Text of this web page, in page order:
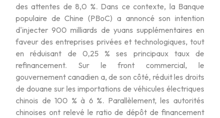
des attentes de 8,0 %. Dans ce contexte, la Banque
populaire de Chine (PBoC) a annoncé son intention
d'injecter 900 milliards de yuans supplémentaires en
faveur des entreprises privées et technologiques, tout
en réduisant de 0,25 % ses principaux taux de
refinancement. Sur le front commercial, le
gouvernement canadien a, de son côté, réduit les droits
de douane sur les importations de véhicules électriques
chinois de 100 % à 6 %. Parallèlement, les autorités
chinoises ont relevé le ratio de dépôt de financement